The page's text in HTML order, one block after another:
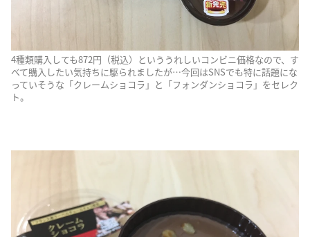
4種類購入しても872円（税込）といううれしいコンビニ価格なので、す
べて購入したい気持ちに駆られましたが…今回はSNSでも特に話題にな
っていそうな「クレームショコラ」と「フォンダンショコラ」をセレク
ト。